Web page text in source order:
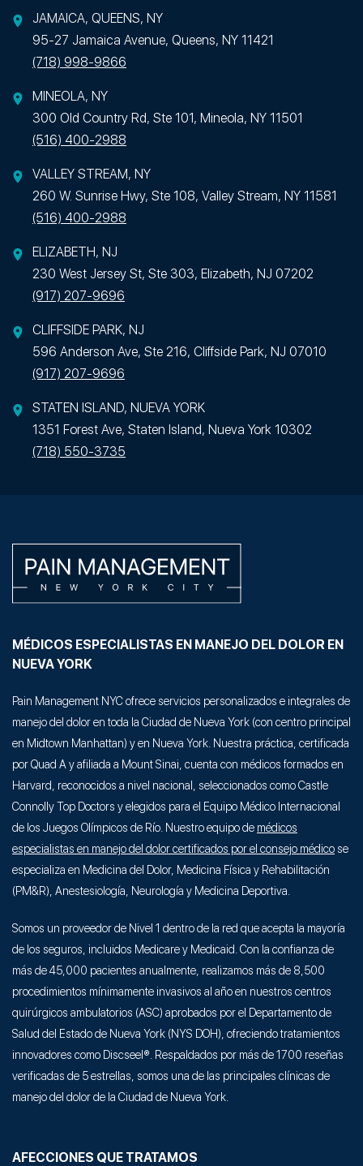
JAMAICA, QUEENS, NY
95-27 Jamaica Avenue, Queens, NY 11421
(718) 998-9866
MINEOLA, NY
300 Old Country Rd, Ste 101, Mineola, NY 11501
(516) 400-2988
VALLEY STREAM, NY
260 W. Sunrise Hwy, Ste 108, Valley Stream, NY 11581
(516) 400-2988
ELIZABETH, NJ
230 West Jersey St, Ste 303, Elizabeth, NJ 07202
(917) 207-9696
CLIFFSIDE PARK, NJ
596 Anderson Ave, Ste 216, Cliffside Park, NJ 07010
(917) 207-9696
STATEN ISLAND, NUEVA YORK
1351 Forest Ave, Staten Island, Nueva York 10302
(718) 550-3735
MÉDICOS ESPECIALISTAS EN MANEJO DEL DOLOR EN
NUEVA YORK
Pain Management NYC ofrece servicios personalizados e integrales de
manejo del dolor en toda la Ciudad de Nueva York (con centro principal
en Midtown Manhattan) y en Nueva York. Nuestra práctica, certificada
por Quad A y afiliada a Mount Sinai, cuenta con médicos formados en
Harvard, reconocidos a nivel nacional, seleccionados como Castle
Connolly Top Doctors y elegidos para el Equipo Médico Internacional
de los Juegos Olímpicos de Río. Nuestro equipo de médicos
especialistas en manejo del dolor certificados por el consejo médico se
especializa en Medicina del Dolor, Medicina Física y Rehabilitación
(PM&R), Anestesiología, Neurología y Medicina Deportiva.
Somos un proveedor de Nivel 1 dentro de la red que acepta la mayoría
de los seguros, incluidos Medicare y Medicaid. Con la confianza de
más de 45,000 pacientes anualmente, realizamos más de 8,500
procedimientos mínimamente invasivos al año en nuestros centros
quirúrgicos ambulatorios (ASC) aprobados por el Departamento de
Salud del Estado de Nueva York (NYS DOH), ofreciendo tratamientos
innovadores como Discseel®. Respaldados por más de 1700 reseñas
verificadas de 5 estrellas, somos una de las principales clínicas de
manejo del dolor de la Ciudad de Nueva York.
AFECCIONES QUE TRATAMOS